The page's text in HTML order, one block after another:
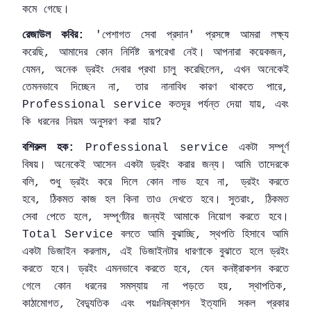
কমে গেছে।
রেজাউল কবির: ' পেশাগত সেবা প্রদান' প্রসঙ্গে আমরা
লক্ষ্য
করেছি,আমাদের কোন নির্দিষ্ট রূপরেখা নেই। আপনারা কয়েকজন,
যেমন,অনেক ড্রইং দেবার প্রথা চালু করেছিলেন, এখন
অনেকেই
তেমনভাবে
দিচ্ছেন না,তার নানাবিধ কারণ থাকতে পারে,
Professional service কতদূর পর্যন্ত দেয়া যায়, এবং
কি
ধরনের নিয়ম অনুসরণ করা যায়?
বশিরুল হক: Professional serviceএকটা
সম্পূর্ণ
বিষয়।
অনেকেই আসেন একটা ড্রইং করার জন্য। আমি
তাদেরকে
বলি,শুধু ড্রইং করে দিলে কোন লাভ হবে না,ড্রইং
করতে
হবে, ঠিকমত কাজ হল কিনা তাও দেখতে হবে। সুতরাং,ঠিকমত
সেবা
পেতে হলে, সম্পূর্ণটার জন্যই আমাকে নিয়োগ করতে হবে।
Total Service বলতে আমি বুঝাচ্ছি,স্থপতি হিসাবে
আমি
একটা
ডিজাইন করলাম,এই ডিজাইনটার ধারণাকে বুঝাতে হলে
ড্রইং
করতে
হবে। ড্রইং এমনভাবে করতে হবে, যেন কনষ্ট্রাকশন
করতে
গেলে
কোন ধরনের সমস্যায় না পড়তে হয়,স্থাপতিক,
কাঠামোগত,বৈদ্যুতিক এবং পয়ঃনিষ্কাশন ইত্যাদি সকল
প্রকার